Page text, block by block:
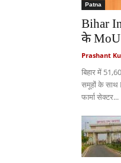
Patna
Bihar
के MoU
Prashant
बिहार में
समूहों के साथ
फार्मा सेक्टर...